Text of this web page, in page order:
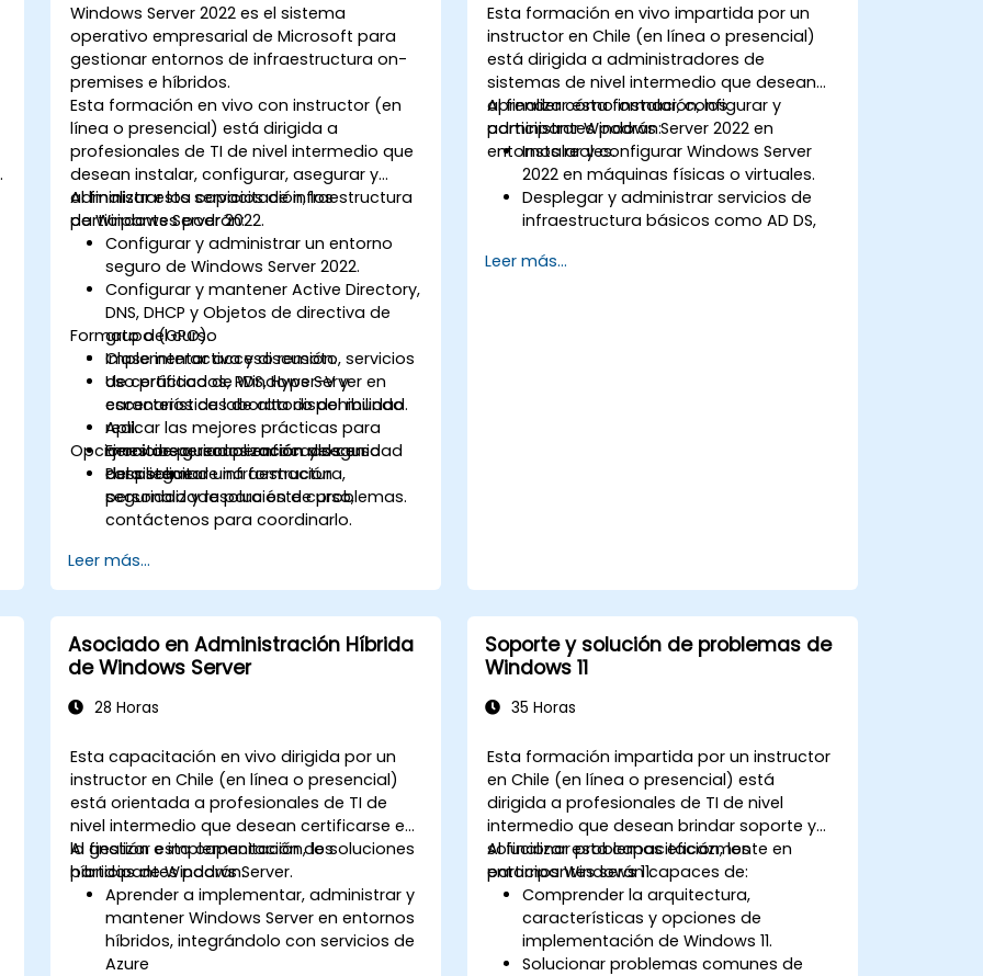
Windows Server 2022 es el sistema
operativo empresarial de Microsoft para
gestionar entornos de infraestructura on-
premises e híbridos.
Esta formación en vivo con instructor (en
línea o presencial) está dirigida a
profesionales de TI de nivel intermedio que
desean instalar, configurar, asegurar y
administrar los servicios de infraestructura
de Windows Server 2022.
Al finalizar esta capacitación, los
participantes podrán:
Configurar y administrar un entorno
seguro de Windows Server 2022.
Configurar y mantener Active Directory,
DNS, DHCP y Objetos de directiva de
grupo (GPO).
Implementar acceso remoto, servicios
de certificados, RDS, Hyper-V y
características de alta disponibilidad.
Aplicar las mejores prácticas para
monitoreo, recuperación y seguridad
del sistema.
Formato del curso
Clase interactiva y discusión.
Uso práctico de Windows Server en
escenarios de laboratorio del mundo
real.
Ejercicios guiados enfocados en
despliegue de infraestructura,
seguridad y resolución de problemas.
Opciones de personalización del curso
Para solicitar una formación
personalizada para este curso,
contáctenos para coordinarlo.
Leer más...
Esta formación en vivo impartida por un
instructor en Chile (en línea o presencial)
está dirigida a administradores de
sistemas de nivel intermedio que desean
aprender cómo instalar, configurar y
administrar Windows Server 2022 en
entornos reales.
Al finalizar esta formación, los
participantes podrán:
Instalar y configurar Windows Server
2022 en máquinas físicas o virtuales.
Desplegar y administrar servicios de
infraestructura básicos como AD DS,
Implementar virtualización,
Leer más...
Asociado en Administración Híbrida
de Windows Server
28 Horas
Esta capacitación en vivo dirigida por un
instructor en Chile (en línea o presencial)
está orientada a profesionales de TI de
nivel intermedio que desean certificarse en
la gestión e implementación de soluciones
híbridas de Windows Server.
Al finalizar esta capacitación, los
participantes podrán:
Aprender a implementar, administrar y
mantener Windows Server en entornos
híbridos, integrándolo con servicios de
Azure
Soporte y solución de problemas de
Windows 11
35 Horas
Esta formación impartida por un instructor
en Chile (en línea o presencial) está
dirigida a profesionales de TI de nivel
intermedio que desean brindar soporte y
solucionar problemas eficazmente en
entornos Windows 11.
Al finalizar esta capacitación, los
participantes serán capaces de:
Comprender la arquitectura,
características y opciones de
implementación de Windows 11.
Solucionar problemas comunes de